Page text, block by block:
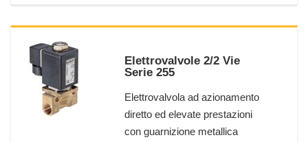
Elettrovalvole 2/2 Vie
Serie 255
Elettrovalvola ad azionamento
diretto ed elevate prestazioni
con guarnizione metallica